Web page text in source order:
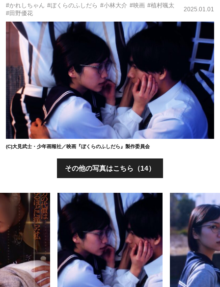
#かれしちゃん #ぼくらのふしだら #小林大介 #映画 #植村颯太
#田野優花
2025.01.01
(C)大見武士・少年画報社／映画『ぼくらのふしだら』製作委員会
その他の写真はこちら（14）